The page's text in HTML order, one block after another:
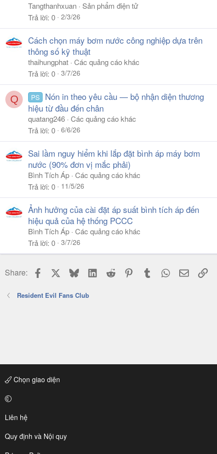
Tangthanhxuan
Sản phẩm điện tử
Trả lời 0 2/3/26
Cách chọn máy bơm nước công nghiệp dựa trên
thông số kỹ thuật
thaihungphat Các quảng cáo khác
Trả lời 0 3/7/26
Q PS
Nón in theo yêu cầu — bộ nhận diện thương
hiệu từ đầu đến chân
quatang246 Các quảng cáo khác
Trả lời 0 6/6/26
Sai lầm nguy hiểm khi lắp đặt bình áp máy bơm
nước (90% đơn vị mắc phải)
Bình Tích Áp Các quảng cáo khác
Trả lời 0 11/5/26
Ảnh hưởng của cài đặt áp suất bình tích áp đến
hiệu quả của hệ thống PCCC
Bình Tích Áp Các quảng cáo khác
Trả lời 0 3/7/26
Share: Facebook BlueskyLinkedIn
Reddit PinterestTumblr WhatsApp
Email
Resident Evil Fans Club
Chọn giao diện
Liên hệ
Quy định và Nội quy